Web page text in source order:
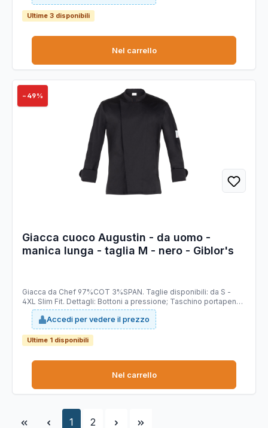
Ultime 3 disponibili
Nel carrello
−49%
Giacca cuoco Augustin - da uomo -
manica lunga - taglia M - nero - Giblor's
Giacca da Chef 97%COT 3%SPAN. Taglie disponibili: da S -
4XL Slim Fit. Dettagli: Bottoni a pressione; Taschino portapenne
sulla manica.
Accedi per vedere il prezzo
Ultime 1 disponibili
Nel carrello
Pagina
1 Pagina
2